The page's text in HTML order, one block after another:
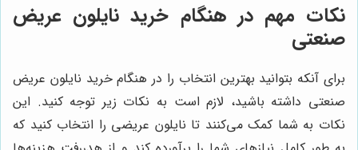
نکات مهم در هنگام خرید نایلون عریض
صنعتی
برای آنکه بتوانید بهترین انتخاب را در هنگام خرید نایلون عریض
صنعتی داشته باشید، لازم است به نکات زیر توجه کنید. این
نکات به شما کمک می‌کنند تا نایلون عریضی را انتخاب کنید که